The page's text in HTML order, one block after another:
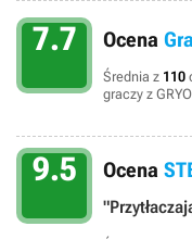
7.7 Ocena
Średnia z 110
graczy z
9.5 Ocena